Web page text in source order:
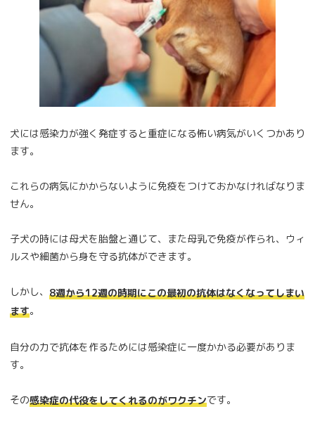
犬には感染力が強く発症すると重症になる怖い病気がいくつかあり
ます。
これらの病気にかからないように免疫をつけておかなければなりま
せん。
子犬の時には母犬を胎盤と通じて、また母乳で免疫が作られ、ウィ
ルスや細菌から身を守る抗体ができます。
しかし、 8週から12週の時期にこの最初の抗体はなくなってしまい
ます。
自分の力で抗体を作るためには感染症に一度かかる必要がありま
す。
その感染症の代役をしてくれるのがワクチンです。